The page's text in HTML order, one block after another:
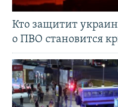
Кто защитит
о ПВО становится